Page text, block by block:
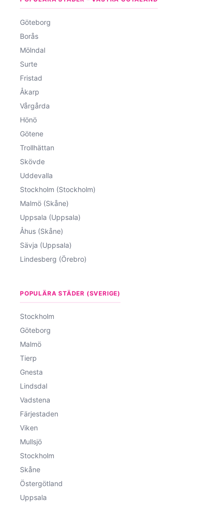
Göteborg
Borås
Mölndal
Surte
Fristad
Åkarp
Vårgårda
Hönö
Götene
Trollhättan
Skövde
Uddevalla
Stockholm (Stockholm)
Malmö (Skåne)
Uppsala (Uppsala)
Åhus (Skåne)
Sävja (Uppsala)
Lindesberg (Örebro)
POPULÄRA STÄDER (SVERIGE)
Stockholm
Göteborg
Malmö
Tierp
Gnesta
Lindsdal
Vadstena
Färjestaden
Viken
Mullsjö
Stockholm
Skåne
Östergötland
Uppsala